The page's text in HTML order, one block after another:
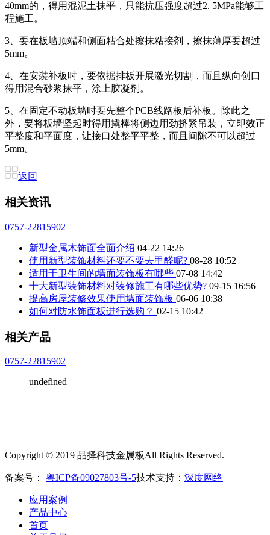
40mm的，得用混泥土抹平，只能抗压强度超过2. 5MPa能够工
程施工。
3、要在板墙顶端和侧面粘合处擦抹粘接剂，擦抹薄厚要超过
5mm。
4、在安裝补板时，要依据排板开展激光切割，而且纵向创口
得用混合砂浆抹平，涂上胶凝剂。
5、在固定不动板墙时要先整个PCB线路板后补板。除此之
外，要将板墙坚起时得用撬棒将侧边用劲挤紧吊装，立即效正
平整度和平面度，让接口处整平平整，而且间隙不可以超过
5mm。
返回
相关资讯
0757-22815902
新型金属木饰面全面介绍 04-22 14:26
使用新型装饰材料还要不要去甲醛呢? 08-28 10:52
适用于卫生间的墙面装饰板有哪些 07-08 14:42
十大新型装饰材料对装修施工有哪些优势? 09-15 16:56
提高房屋装修效果使用墙面装饰板 06-06 10:38
如何对防水饰面板进行选购？ 02-15 10:42
相关产品
0757-22815902
undefined
Copyright © 2019 品择科技金属板All Rights Reserved.
备案号： 粤ICP备09027803号-5技术支持： 深度网络
应用案例
产品中心
首页